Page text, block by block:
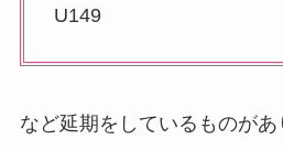
U149
など延期をしているものがあ